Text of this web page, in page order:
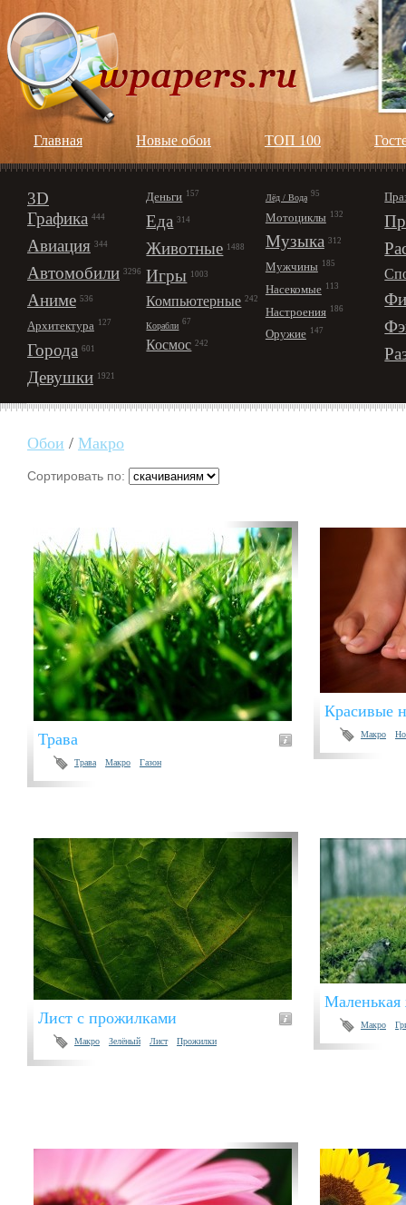
Главная Новые обои ТОП 100
3D
Графика 444
Авиация 344
Автомобили 3296
Аниме 536
Архитектура 127
Города 601
Девушки 1921
Деньги 157
Еда 314
Животные 1488
Игры 1003
Компьютерные 242
Корабли 67
Космос 242
Лёд / Вода 95
Мотоциклы 132
Музыка 312
Мужчины 185
Насекомые 113
Настроения 186
Оружие 147
Обои / Макро
Сортировать по:
Трава
Трава Макро Газон
Красивые
Макро
Лист с прожилками
Макро Зелёный Лист Прожилки
Маленькая
Макро